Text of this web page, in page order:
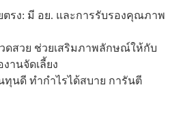
ตรง: มี อย. และการรับรองคุณภาพ
ดสวย ช่วยเสริมภาพลักษณ์ให้กับ
านจัดเลี้ยง
ทุนดี ทำกำไรได้สบาย การันตี